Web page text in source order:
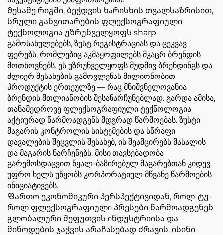
Მესამე რიგში, ბეჭდვის ხარისხის თვალსაზრისით,
სრული განვითარების ფლექსოგრაფიული
ტექნოლოგია უზრუნველყოფს sharp
გამოსახულებებს, ზუსტ რეგისტრაციას და ცეკვავ
ფერებს, რომლებიც აკმაყოფილებს მკაცრ ბრენდის
მოთხოვნებს. ეს უზრუნველყოფს მუდმივ ბრენდინგს და
ძლიერ შესახების გამოვლენას მილიონობით
პროდუქტის ერთეულზე — რაც მნიშვნელოვანია
ბრენდის მთლიანობის შესანარჩუნებლად. გარდა ამისა,
თანამედროვე ფლექსოგრაფიული ტექნოლოგია
აქტიურად წარმოადგენს მდგრად წარმოებას. ზუსტი
მაგარის კონტროლის სისტემების და სწრაფი
დავალების შეცვლის შესახებ, ის შეამცირებს მასალის
და მაგარის ნარჩენებს. მისი თავსებადობა
გარემოსდაცვით წყალ-ბაზირებულ მაგარებთან კიდევ
უფრო ხელს უწყობს კორპორატიულ მწვანე წარმოების
ინიციატივებს.
Ფართო ეკონომიკური პერსპექტივიდან, როლ-ტუ-
როლ ფლექსოგრაფიული პრესები წარმოადგენენ
გლობალური შეფუთვის ინდუსტრიისა და
მიწოდების ჯაჭვის არაჩასებად ძრავის. ისინი